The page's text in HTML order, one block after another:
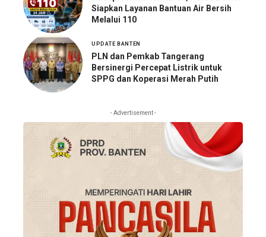
Siapkan Layanan Bantuan Air Bersih
Melalui 110
UPDATE BANTEN
PLN dan Pemkab Tangerang
Bersinergi Percepat Listrik untuk
SPPG dan Koperasi Merah Putih
- Advertisement -